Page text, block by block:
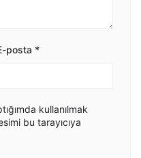
posta *
kullanılmak
bu tarayıcıya